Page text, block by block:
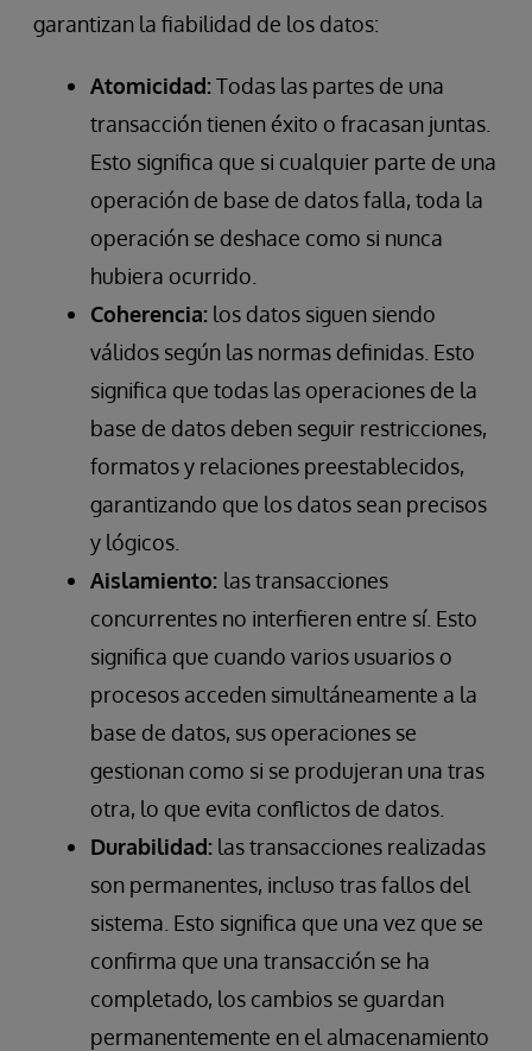
garantizan la fiabilidad de los datos:
Atomicidad:Todas las partes de una
transacción tienen éxito o fracasan juntas.
Esto significa que si cualquier parte de una
operación de base de datos falla, toda la
operación se deshace como si nunca
hubiera ocurrido.
Coherencia: los datos siguen siendo
válidos según las normas definidas. Esto
significa que todas las operaciones de la
base de datos deben seguir restricciones,
formatos y relaciones preestablecidos,
garantizando que los datos sean precisos
y lógicos.
Aislamiento: las transacciones
concurrentes no interfieren entre sí. Esto
significa que cuando varios usuarios o
procesos acceden simultáneamente a la
base de datos, sus operaciones se
gestionan como si se produjeran una tras
otra, lo que evita conflictos de datos.
Durabilidad: las transacciones realizadas
son permanentes, incluso tras fallos del
sistema. Esto significa que una vez que se
confirma que una transacción se ha
completado, los cambios se guardan
permanentemente en el almacenamiento